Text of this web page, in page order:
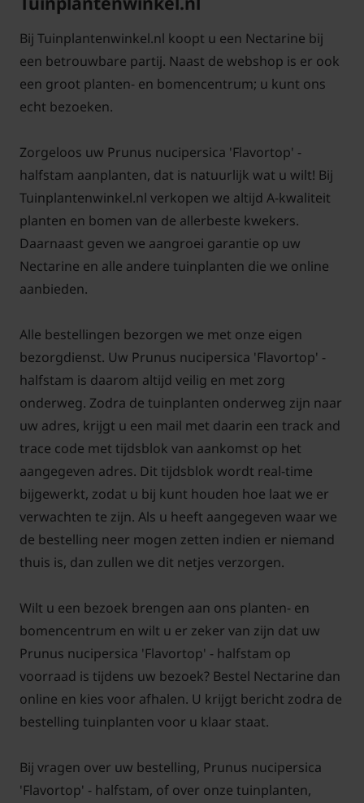
vruchten aan hangen weg en geef zo de nieuwe de
open structuur van de boom. Elkaar kruisende
takken kunnen weggeknipt worden.
Let op dat in het Nederlandse klimaat de krulziekte
in de Nectarineboom kan komen. Deze ziekte is
lastig te bestrijden. Mocht het in de boom komen te
zitten, zorg er dan voor dat aangetaste bladeren
(het blad gaat krullen, of is misvormd) zo snel
mogelijk van de fruitboom verwijderd worden. Door
voldoende voeding te geven (bijvoorbeeld Culterra
of koemestkorrel), blijft de Nectarine gezond en is
de kans een stuk kleiner dat de boom er last van
krijgt.
Bomen van tuinplantenwinkel.nl kunt u jaarrond
planten. Dit kan omdat we al onze bomen in pot
leveren. Aanplanten in de herfst, winter, lente én
zomer is dus altijd mogelijk, met
Bij Tuinplantenwinkel.nl koopt u een Nectarine bij
een betrouwbare partij. Naast de webshop is er ook
een groot planten- en bomencentrum; u kunt ons
echt bezoeken.
Zorgeloos uw Prunus nucipersica 'Flavortop' -
halfstam aanplanten, dat is natuurlijk wat u wilt! Bij
Tuinplantenwinkel.nl verkopen we altijd A-kwaliteit
planten en bomen van de allerbeste kwekers.
Daarnaast geven we aangroei garantie op uw
Nectarine en alle andere tuinplanten die we online
aanbieden.
Alle bestellingen bezorgen we met onze eigen
bezorgdienst. Uw Prunus nucipersica 'Flavortop' -
halfstam is daarom altijd veilig en met zorg
onderweg. Zodra de tuinplanten onderweg zijn naar
uw adres, krijgt u een mail met daarin een track and
trace code met tijdsblok van aankomst op het
aangegeven adres. Dit tijdsblok wordt real-time
bijgewerkt, zodat u bij kunt houden hoe laat we er
verwachten te zijn. Als u heeft aangegeven waar we
de bestelling neer mogen zetten indien er niemand
thuis is, dan zullen we dit netjes verzorgen.
Wilt u een bezoek brengen aan ons planten- en
bomencentrum en wilt u er zeker van zijn dat uw
Prunus nucipersica 'Flavortop' - halfstam op
voorraad is tijdens uw bezoek? Bestel Nectarine dan
online en kies voor afhalen. U krijgt bericht zodra de
bestelling tuinplanten voor u klaar staat.
Bij vragen over uw bestelling, Prunus nucipersica
'Flavortop' - halfstam, of over onze tuinplanten,